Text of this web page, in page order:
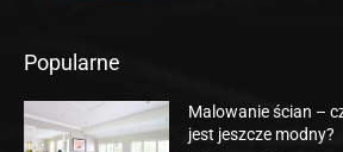
Popularne
Malowanie ścian –
jest jeszcze modny?